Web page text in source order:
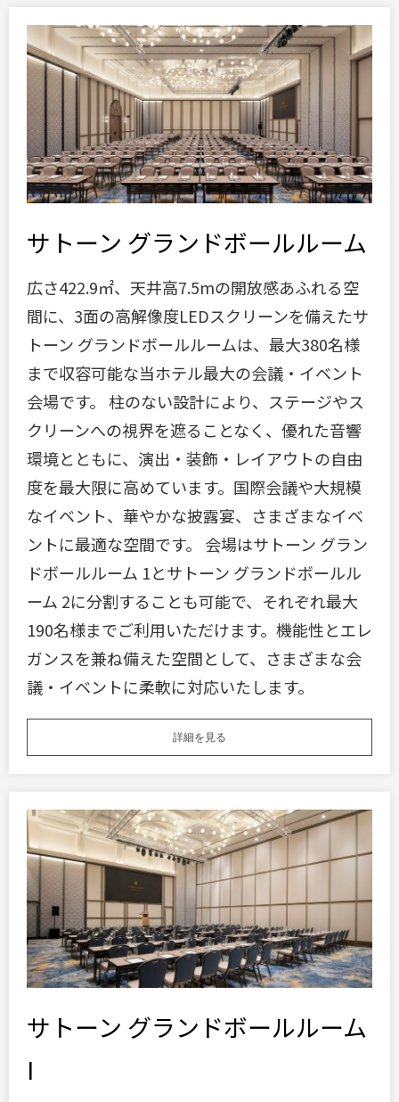
サトーン グランドボールルーム
広さ422.9㎡、天井高7.5mの開放感あふれる空
間に、3面の高解像度LEDスクリーンを備えたサ
トーン グランドボールルームは、最大380名様
まで収容可能な当ホテル最大の会議・イベント
会場です。 柱のない設計により、ステージやス
クリーンへの視界を遮ることなく、優れた音響
環境とともに、演出・装飾・レイアウトの自由
度を最大限に高めています。国際会議や大規模
なイベント、華やかな披露宴、さまざまなイベ
ントに最適な空間です。 会場はサトーン グラン
ドボールルーム 1とサトーン グランドボールル
ーム 2に分割することも可能で、それぞれ最大
190名様までご利用いただけます。機能性とエレ
ガンスを兼ね備えた空間として、さまざまな会
議・イベントに柔軟に対応いたします。
詳細を見る
サトーン グランドボールルーム
I